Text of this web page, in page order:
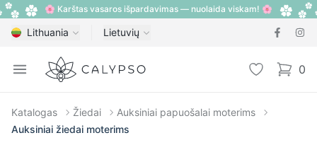
🌸 Karštas vasaros išpardavimas — nuolaida viskam! 🌸
Lithuania Lietuvių
Open menu
Calypso 0
items
Katalogas Žiedai
Auksiniai papuošalai moterims
Auksiniai žiedai moterims